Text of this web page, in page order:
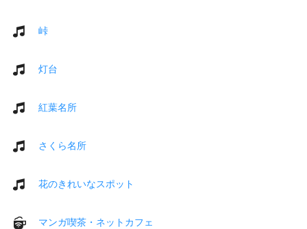
峠
灯台
紅葉名所
さくら名所
花のきれいなスポット
マンガ喫茶・ネットカフェ